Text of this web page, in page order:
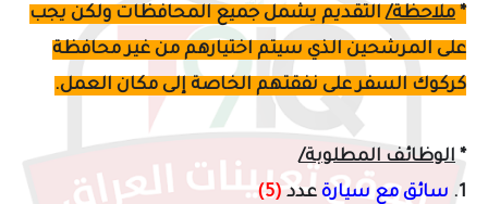
* ملاحظة/التقديم يشمل جميع المحافظات ولكن يجب
على المرشحين الذي سيتم اختيارهم من غير محافظة
كركوك السفر على نفقتهم الخاصة إلى مكان العمل.
* الوظائف المطلوبة/
1.
سائق مع سيارة عدد(5)